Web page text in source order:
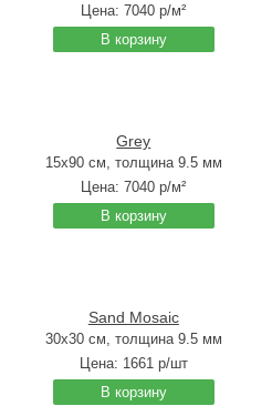
Цена:7040 р/м²
В корзину
Grey
15x90 см, толщина 9.5 мм
Цена:7040 р/м²
В корзину
Sand Mosaic
30x30 см, толщина 9.5 мм
Цена: 1661 р/шт
В корзину